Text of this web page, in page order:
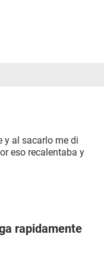
y al sacarlo me di
eso recalentaba y
rapidamente